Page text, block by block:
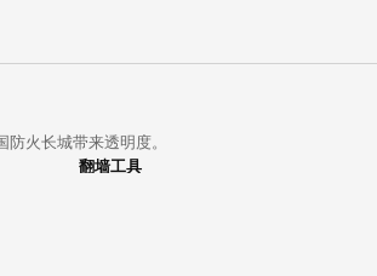
火长城带来透明度。
翻墙工具